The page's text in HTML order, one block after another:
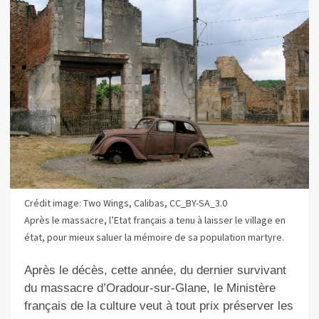
Crédit image: Two Wings, Calibas, CC_BY-SA_3.0
Après le massacre, l’Etat français a tenu à laisser le village en
état, pour mieux saluer la mémoire de sa population martyre.
Après le décès, cette année, du dernier survivant
du massacre d’Oradour-sur-Glane, le Ministère
français de la culture veut à tout prix préserver les